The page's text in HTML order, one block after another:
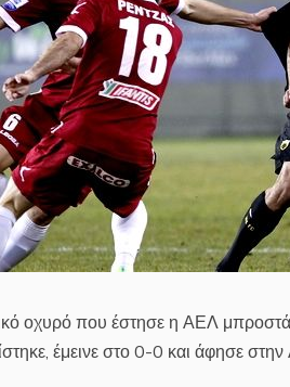
οχυρό που έστησε η ΑΕΛ
έμεινε στο 0-0 και άφησε